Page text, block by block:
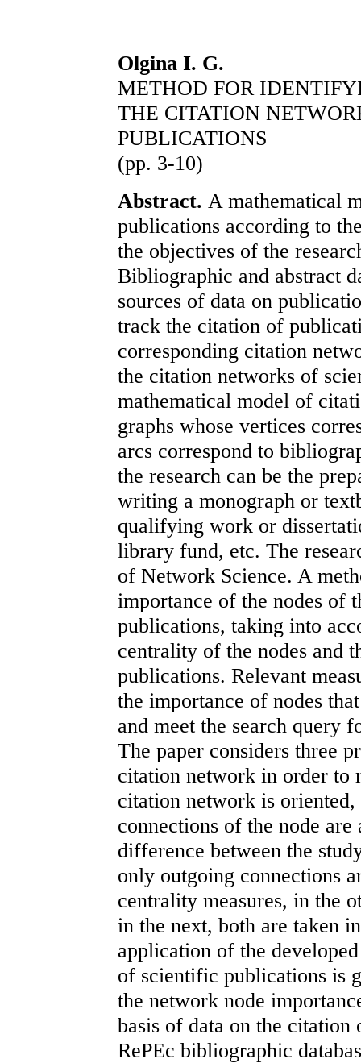
Olgina I. G.
METHOD FOR
THE CITATION
PUBLICATIONS
(pp. 3-10)
Abstract. A mathematical
publications according to
the objectives of the
Bibliographic and abstract
sources of data on
track the citation of
corresponding citation
the citation networks of
mathematical model of
graphs whose vertices
arcs correspond to
the research can be the
writing a monograph or
qualifying work or
library fund, etc. The
of Network Science. A
importance of the nodes of
publications, taking into
centrality of the nodes and
publications. Relevant
the importance of nodes
and meet the search query
The paper considers three
citation network in order to
citation network is
connections of the node
difference between the
only outgoing connections
centrality measures, in the
in the next, both are taken
application of the
of scientific publications is
the network node
basis of data on the
RePEc bibliographic